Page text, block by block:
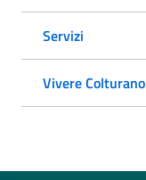
Servizi
Vivere Colturano